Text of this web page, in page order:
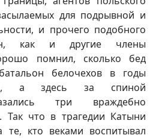
для подрывной и
и прочего подобного
как и другие члены
помнил, сколько бед
белочехов в годы
а здесь за спиной
три враждебно
Так что в трагедии Катыни
те, кто веками воспитывал